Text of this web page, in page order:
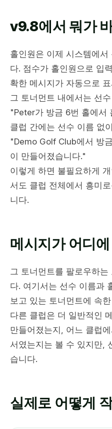
v9.8에서 뭐가
홀인원은 이제 시스템에
다. 점수가 홀인원으로 입
확한 메시지가 자동으로
그 토너먼트 내에서는 선
"Peter가 방금 6번 홀에서
클럽 간에는 선수 이름 없
"Demo Golf Club에서 방
이 만들어졌습니다."
이렇게 하면 불필요하게
서도 클럽 전체에서 흥미
니다.
메시지가 어디
그 토너먼트를 팔로우하
다. 여기서는 선수 이름과
보고 있는 토너먼트에 속
다른 클럽은 더 일반적인
만들어졌는지, 어느 클럽
서였는지는 볼 수 있지만,
습니다.
실제로 어떻게